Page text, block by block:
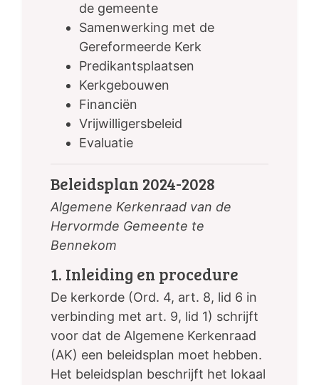
de gemeente
Samenwerking met de
Gereformeerde Kerk
Predikantsplaatsen
Kerkgebouwen
Financiën
Vrijwilligersbeleid
Evaluatie
Beleidsplan 2024-2028
Algemene Kerkenraad van de
Hervormde Gemeente te
Bennekom
1. Inleiding en procedure
De kerkorde (Ord. 4, art. 8, lid 6 in
verbinding met art. 9, lid 1) schrijft
voor dat de Algemene Kerkenraad
(AK) een beleidsplan moet hebben.
Het beleidsplan beschrijft het lokaal